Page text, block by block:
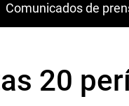
Comunicados de
20